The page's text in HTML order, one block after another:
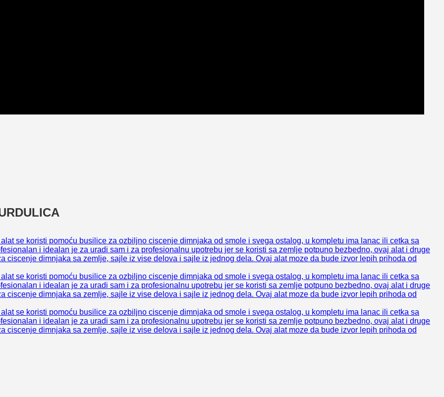
se koristi pomoću busilice za ozbiljno ciscenje dimnjaka od smole i svega ostalog, u kompletu ima lanac ili cetka sa
i idealan je za uradi sam i za profesionalnu upotrebu jer se koristi sa zemlje potpuno bezbedno, ovaj alat i druge
ciscenje dimnjaka sa zemlje, sajle iz vise delova i sajle iz jednog dela. Ovaj alat moze da bude izvor lepih prihoda od
se koristi pomoću busilice za ozbiljno ciscenje dimnjaka od smole i svega ostalog, u kompletu ima lanac ili cetka sa
i idealan je za uradi sam i za profesionalnu upotrebu jer se koristi sa zemlje potpuno bezbedno, ovaj alat i druge
ciscenje dimnjaka sa zemlje, sajle iz vise delova i sajle iz jednog dela. Ovaj alat moze da bude izvor lepih prihoda od
se koristi pomoću busilice za ozbiljno ciscenje dimnjaka od smole i svega ostalog, u kompletu ima lanac ili cetka sa
i idealan je za uradi sam i za profesionalnu upotrebu jer se koristi sa zemlje potpuno bezbedno, ovaj alat i druge
ciscenje dimnjaka sa zemlje, sajle iz vise delova i sajle iz jednog dela. Ovaj alat moze da bude izvor lepih prihoda od